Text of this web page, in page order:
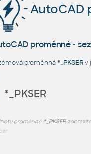
AutoCAD
proměnné -
proměnná *_PKSERv
*_PKSER
proměnné *_PKSERzobrazíte